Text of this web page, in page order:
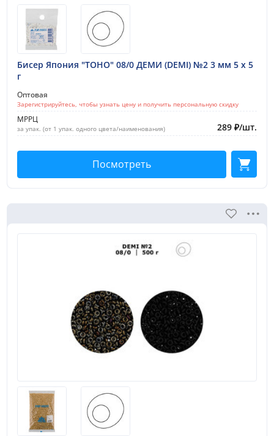
Бисер Япония "TOHO" 08/0 ДЕМИ (DEMI) №2 3 мм 5 х 5
г
Оптовая
Зарегистрируйтесь, чтобы узнать цену и получить персональную скидку
МРРЦ
за упак. (от 1 упак. одного цвета/наименования) 289 ₽/шт.
Посмотреть